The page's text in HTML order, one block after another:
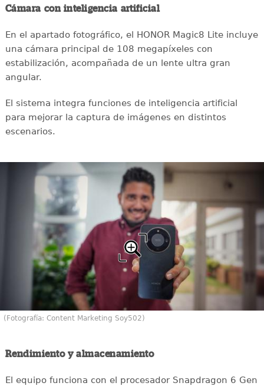
Cámara con inteligencia artificial
En el apartado fotográfico, el HONOR Magic8 Lite incluye
una cámara principal de 108 megapíxeles con
estabilización, acompañada de un lente ultra gran
angular.
El sistema integra funciones de inteligencia artificial
para mejorar la captura de imágenes en distintos
escenarios.
(Fotografía: Content Marketing Soy502)
Rendimiento y almacenamiento
El equipo funciona con el procesador Snapdragon 6 Gen